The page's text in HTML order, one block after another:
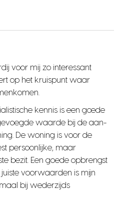
voor mij zo interessant
op het kruispunt waar
kennis is een goede
waarde bij de aan-
De woning is voor de
persoonlijke, maar
bezit. Een goede opbrengst
voorwaarden is mijn
bij wederzijds